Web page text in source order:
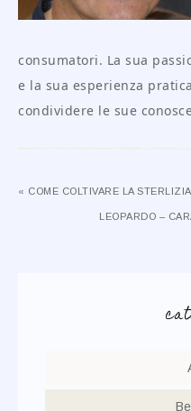
consumatori. La sua
e la sua esperienza
condividere le sue
« COME COLTIVARE LA STERLIZIA
LEOPARDO –